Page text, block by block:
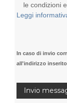
le condizioni
Leggi
In caso di invio
all'indirizzo